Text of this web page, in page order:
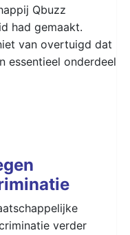
Qbuzz
had gemaakt.
van overtuigd dat
essentieel onderdeel
verder